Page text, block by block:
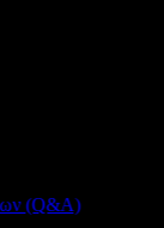
(Q&A)